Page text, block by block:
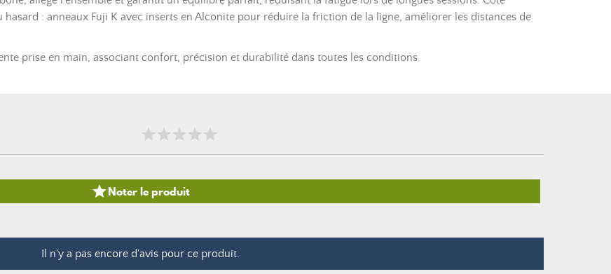
hasard : anneaux Fuji K avec inserts en Alconite pour réduire la friction de la ligne, améliorer les distances de
prise en main, associant confort, précision et durabilité dans toutes les conditions.
Noter le produit
Il n'y a pas encore d'avis pour ce produit.